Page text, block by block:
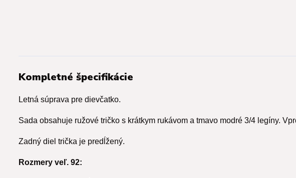
Kompletné špecifikácie
Letná súprava pre dievčatko.
Sada obsahuje ružové tričko s krátkym rukávom a tmavo modré 3/4 legíny.
Zadný diel trička je predĺžený.
Rozmery veľ. 92: